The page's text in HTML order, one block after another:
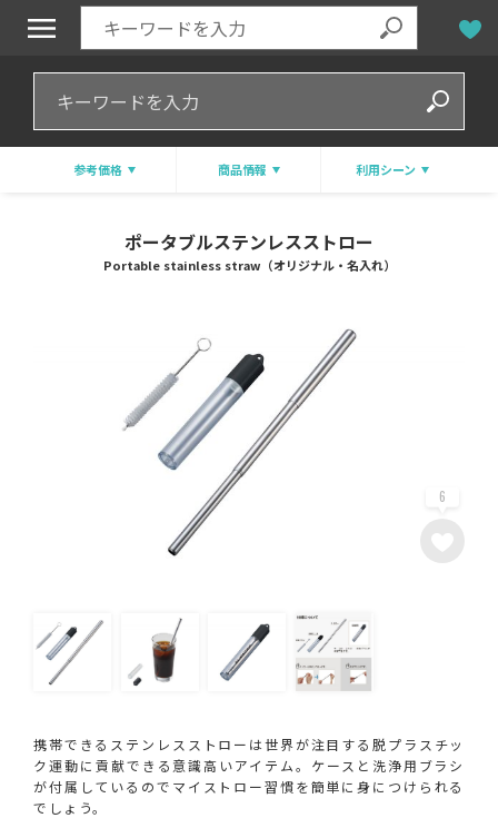
参考価格 商品情報 利用シーン
ポータブルステンレスストロー
Portable stainless straw（オリジナル・名入れ）
6
携帯できるステンレスストローは世界が注目する脱プラスチッ
ク運動に貢献できる意識高いアイテム。ケースと洗浄用ブラシ
が付属しているのでマイストロー習慣を簡単に身につけられる
でしょう。